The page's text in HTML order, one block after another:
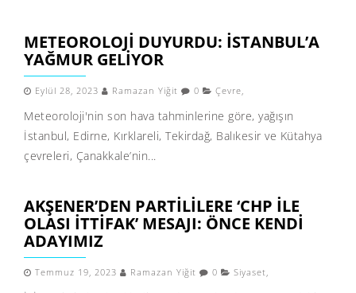
METEOROLOJI DUYURDU: İSTANBUL’A
YAĞMUR GELIYOR
Eylül 28, 2023 Ramazan Yiğit 0 Çevre,
Meteoroloji'nin son hava tahminlerine göre, yağışın
İstanbul, Edirne, Kırklareli, Tekirdağ, Balıkesir ve Kütahya
çevreleri, Çanakkale’nin...
AKŞENER’DEN PARTILILERE ‘CHP ILE
OLASI ITTIFAK’ MESAJI: ÖNCE KENDI
ADAYIMIZ
Temmuz 19, 2023 Ramazan Yiğit 0 Siyaset,